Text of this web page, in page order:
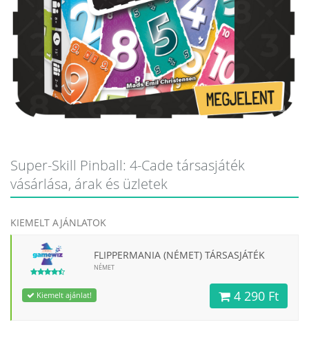
Super-Skill Pinball: 4-Cade társasjáték
vásárlása, árak és üzletek
KIEMELT AJÁNLATOK
FLIPPERMANIA (NÉMET) TÁRSASJÁTÉK
NÉMET
Kiemelt ajánlat! 4 290 Ft